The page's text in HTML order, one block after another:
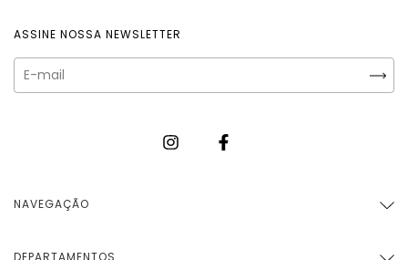
ASSINE NOSSA NEWSLETTER
NAVEGAÇÃO